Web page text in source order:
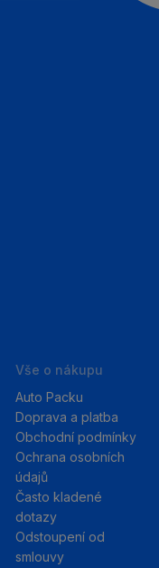
Vše o nákupu
Auto Packu
Doprava a platba
Obchodní podmínky
Ochrana osobních
údajů
Často kladené
dotazy
Odstoupení od
smlouvy